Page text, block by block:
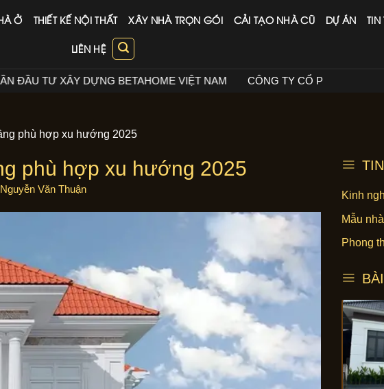
Ở THIẾT KẾ NỘI THẤT XÂY NHÀ TRỌN GÓI CẢI TẠO NHÀ CŨ DỰ ÁN TIN
LIÊN HỆ
BETAHOME VIỆT NAM CÔNG TY CỔ PHẦN ĐẦU TƯ XÂY DỰNG
phù hợp xu hướng 2025
phù hợp xu hướng 2025
Nguyễn Văn Thuận
Kinh
Mẫu
Phong